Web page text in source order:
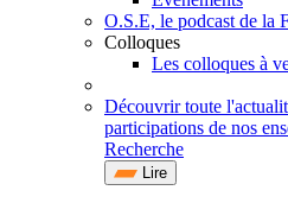
O.S.E, le podcast de la
Colloques
Les colloques à
Découvrir toute
participations de nos
Recherche
Lire